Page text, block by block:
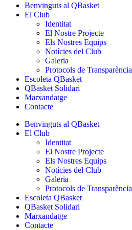
Benvinguts al QBasket
El Club
Identitat
El Nostre Projecte
Els Nostres Equips
Notícies del Club
Galeria
Protocols de Transparència
Escoleta QBasket
QBasket Solidari
Marxandatge
Contacte
Benvinguts al QBasket
El Club
Identitat
El Nostre Projecte
Els Nostres Equips
Notícies del Club
Galeria
Protocols de Transparència
Escoleta QBasket
QBasket Solidari
Marxandatge
Contacte